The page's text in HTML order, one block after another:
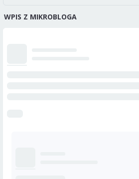
WPIS Z MIKROBLOGA